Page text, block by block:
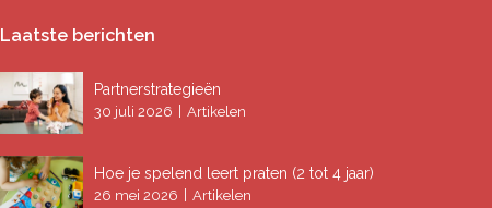
Laatste berichten
Partnerstrategieën
30 juli 2026 Artikelen
Hoe je spelend leert praten (2 tot 4 jaar)
26 mei 2026 Artikelen